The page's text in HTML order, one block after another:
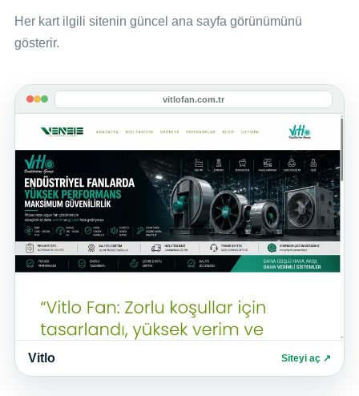
Her kart ilgili sitenin güncel ana sayfa görünümünü
gösterir.
vitlofan.com.tr
Vitlo Siteyi aç ↗